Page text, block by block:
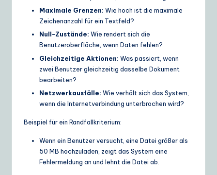
Maximale Grenzen: Wie hoch ist die maximale
Zeichenanzahl für ein Textfeld?
Null-Zustände: Wie rendert sich die
Benutzeroberfläche, wenn Daten fehlen?
Gleichzeitige Aktionen: Was passiert, wenn
zwei Benutzer gleichzeitig dasselbe Dokument
bearbeiten?
Netzwerkausfälle: Wie verhält sich das System,
wenn die Internetverbindung unterbrochen wird?
Beispiel für ein Randfallkriterium:
Wenn ein Benutzer versucht, eine Datei größer als
50 MB hochzuladen, zeigt das System eine
Fehlermeldung an und lehnt die Datei ab.